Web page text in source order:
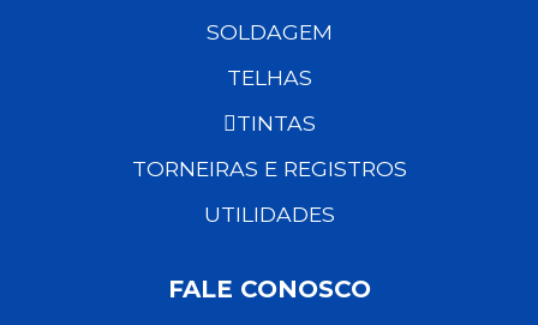
SOLDAGEM
TELHAS
TINTAS
TORNEIRAS E REGISTROS
UTILIDADES
FALE CONOSCO